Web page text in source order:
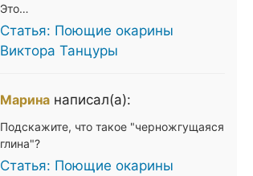
Это…
Статья: Поющие окарины
Виктора Танцуры
Маринанаписал(а):
Подскажите, что такое "черножгущаяся
глина"?
Статья: Поющие окарины